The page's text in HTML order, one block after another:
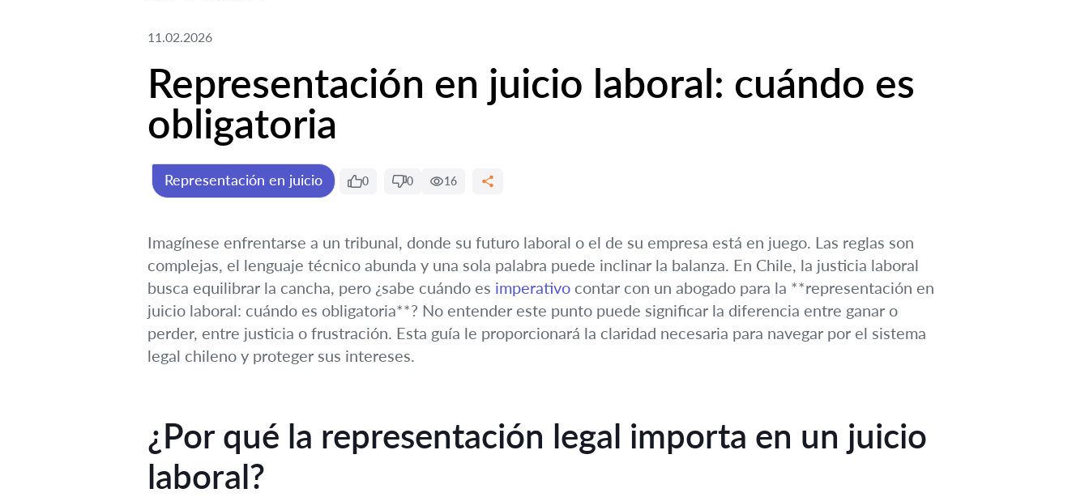
11.02.2026
Representación en juicio laboral: cuándo es
obligatoria
Representación en juicio 0 0 16
Imagínese enfrentarse a un tribunal, donde su futuro laboral o el de su empresa está en juego. Las reglas son
complejas, el lenguaje técnico abunda y una sola palabra puede inclinar la balanza. En Chile, la justicia laboral
busca equilibrar la cancha, pero ¿sabe cuándo es imperativo contar con un abogado para la **representación en
juicio laboral: cuándo es obligatoria**? No entender este punto puede significar la diferencia entre ganar o
perder, entre justicia o frustración. Esta guía le proporcionará la claridad necesaria para navegar por el sistema
legal chileno y proteger sus intereses.
¿Por qué la representación legal importa en un juicio
laboral?